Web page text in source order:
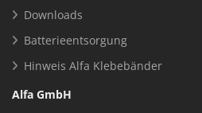
Downloads
Batterieentsorgung
Hinweis Alfa Klebebänder
Alfa GmbH